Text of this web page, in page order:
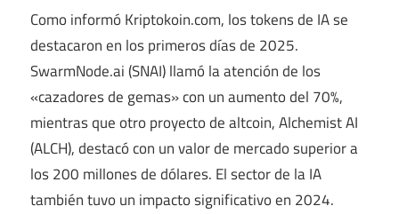
Como informó Kriptokoin.com, los tokens de IA se
destacaron en los primeros días de 2025.
SwarmNode.ai (SNAI) llamó la atención de los
«cazadores de gemas» con un aumento del 70%,
mientras que otro proyecto de altcoin, Alchemist AI
(ALCH), destacó con un valor de mercado superior a
los 200 millones de dólares. El sector de la IA
también tuvo un impacto significativo en 2024.